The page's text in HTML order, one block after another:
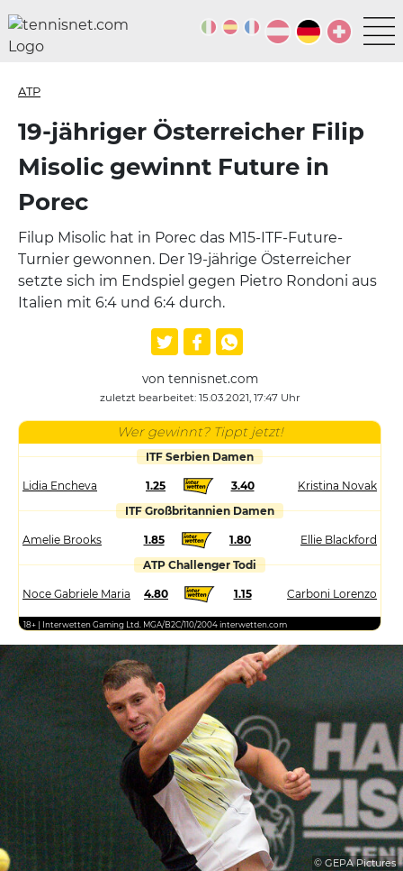
ATP
19-jähriger Österreicher Filip
Misolic gewinnt Future in
Porec
Filup Misolic hat in Porec das M15-ITF-Future-
Turnier gewonnen. Der 19-jährige Österreicher
setzte sich im Endspiel gegen Pietro Rondoni aus
Italien mit 6:4 und 6:4 durch.
von tennisnet.com
zuletzt bearbeitet: 15.03.2021, 17:47 Uhr
Wer gewinnt? Tippt jetzt!
ITF Serbien Damen
Lidia Encheva 1.25 3.40
Kristina Novak
ITF Großbritannien Damen
Amelie Brooks 1.85 1.80
Ellie Blackford
ATP Challenger Todi
Noce Gabriele Maria 4.80 1.15 Carboni Lorenzo
18+ | Interwetten Gaming Ltd. MGA/B2C/110/2004 interwetten.com
© GEPA Pictures